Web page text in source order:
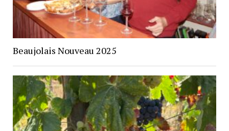
Beaujolais Nouveau 2025